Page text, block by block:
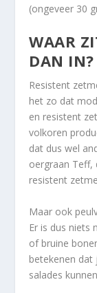
(ongeveer 30
WAAR
DAN IN?
Resistent
het zo dat
en resistent
volkoren
dat dus wel
oergraan Teff,
resistent
Maar ook
Er is dus niets
of bruine
betekenen dat
salades